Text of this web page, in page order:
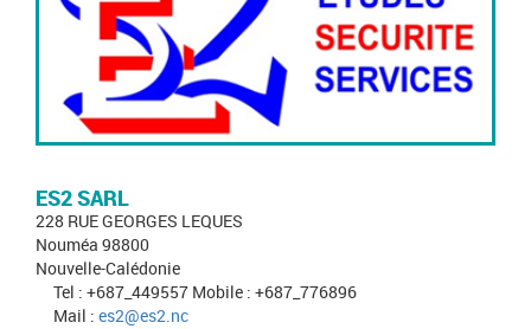
ES2 SARL
228 RUE GEORGES LEQUES
Nouméa 98800
Nouvelle-Calédonie
Tel : +687_449557 Mobile : +687_776896
Mail : es2@es2.nc